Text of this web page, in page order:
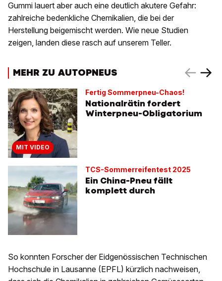
Gummi lauert aber auch eine deutlich akutere Gefahr:
zahlreiche bedenkliche Chemikalien, die bei der
Herstellung beigemischt werden. Wie neue Studien
zeigen, landen diese rasch auf unserem Teller.
MEHR ZU AUTOPNEUS
MIT VIDEO
Fertig Sommerpneu-Chaos!
Nationalrätin fordert
Winterpneu-Obligatorium
TCS-Sommerreifentest 2025
Ein China-Pneu fällt
komplett durch
So konnten Forscher der Eidgenössischen Technischen
Hochschule in Lausanne (EPFL) kürzlich nachweisen,